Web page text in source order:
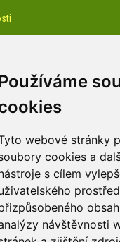
webové stránky
cookies a
s cílem
návštěvnosti